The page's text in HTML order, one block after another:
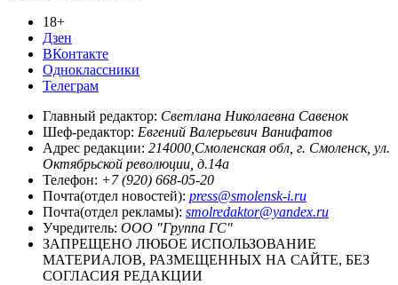
18+
Дзен
ВКонтакте
Одноклассники
Телеграм
Главный редактор: Светлана Николаевна Савенок
Шеф-редактор: Евгений Валерьевич Ванифатов
Адрес редакции: 214000,Смоленская обл, г. Смоленск, ул.
Октябрьской революции, д.14а
Телефон: +7 (920) 668-05-20
Почта(отдел новостей): press@smolensk-i.ru
Почта(отдел рекламы): smolredaktor@yandex.ru
Учредитель: ООО "Группа ГС"
ЗАПРЕЩЕНО ЛЮБОЕ ИСПОЛЬЗОВАНИЕ
МАТЕРИАЛОВ, РАЗМЕЩЕННЫХ НА САЙТЕ, БЕЗ
СОГЛАСИЯ РЕДАКЦИИ